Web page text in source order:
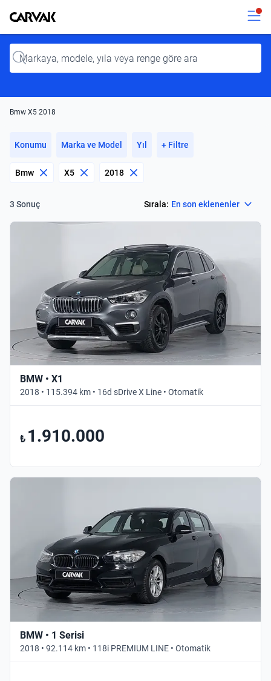
Kavak
Input
Bmw X5 2018
Konumu Marka ve Model Yıl + Filtre
Bmw X5 2018
3 Sonuç Sırala: En son eklenenler
BMW • X1
2018 • 115.394 km • 16d sDrive X Line • Otomatik
₺ 1.910.000
BMW • 1 Serisi
2018 • 92.114 km • 118i PREMIUM LINE • Otomatik